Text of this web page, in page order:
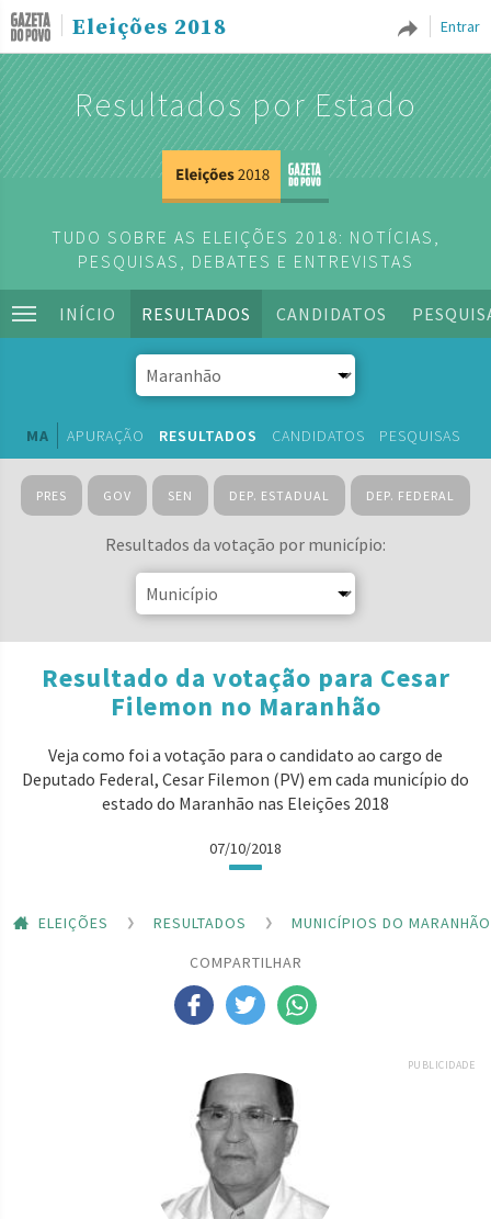
Entrar
Eleições 2018
Resultados por Estado
TUDO SOBRE AS ELEIÇÕES 2018: NOTÍCIAS,
PESQUISAS, DEBATES E ENTREVISTAS
INÍCIO RESULTADOS CANDIDATOS
MA APURAÇÃO RESULTADOS CANDIDATOS PESQUISAS
PRES GOV SEN DEP. ESTADUAL DEP. FEDERAL
Resultados da votação por município:
Resultado da votação para Cesar
Filemon no Maranhão
Veja como foi a votação para o candidato ao cargo de
Deputado Federal, Cesar Filemon (PV) em cada município do
estado do Maranhão nas Eleições 2018
07/10/2018
ELEIÇÕES RESULTADOS
MUNICÍPIOS DO MARANHÃO
COMPARTILHAR
PUBLICIDADE